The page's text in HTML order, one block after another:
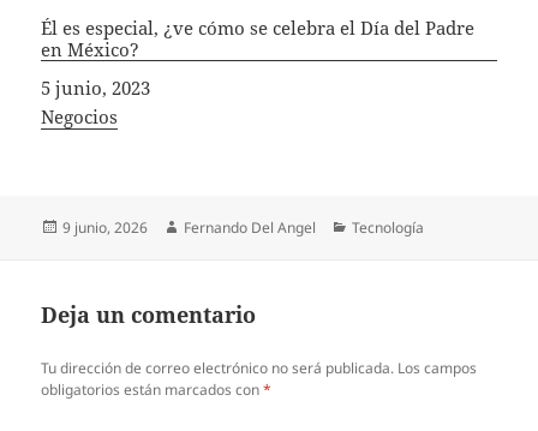
Él es especial, ¿ve cómo se celebra el Día del Padre
en México?
Fecha
5 junio, 2023
In relation to
Negocios
Publicado
9 junio, 2026 Autor
Fernando Del Angel Categorías
Tecnología
Deja un comentario
Tu dirección de correo electrónico no será publicada. Los campos
obligatorios están marcados con*